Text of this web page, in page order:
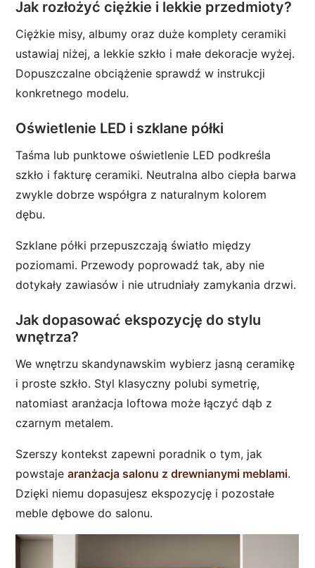
Jak rozłożyć ciężkie i lekkie przedmioty?
Ciężkie misy, albumy oraz duże komplety ceramiki
ustawiaj niżej, a lekkie szkło i małe dekoracje wyżej.
Dopuszczalne obciążenie sprawdź w instrukcji
konkretnego modelu.
Oświetlenie LED i szklane półki
Taśma lub punktowe oświetlenie LED podkreśla
szkło i fakturę ceramiki. Neutralna albo ciepła barwa
zwykle dobrze współgra z naturalnym kolorem
dębu.
Szklane półki przepuszczają światło między
poziomami. Przewody poprowadź tak, aby nie
dotykały zawiasów i nie utrudniały zamykania drzwi.
Jak dopasować ekspozycję do stylu
wnętrza?
We wnętrzu skandynawskim wybierz jasną ceramikę
i proste szkło. Styl klasyczny polubi symetrię,
natomiast aranżacja loftowa może łączyć dąb z
czarnym metalem.
Szerszy kontekst zapewni poradnik o tym, jak
powstajearanżacja salonu z drewnianymi meblami.
Dzięki niemu dopasujesz ekspozycję i pozostałe
meble dębowe do salonu.